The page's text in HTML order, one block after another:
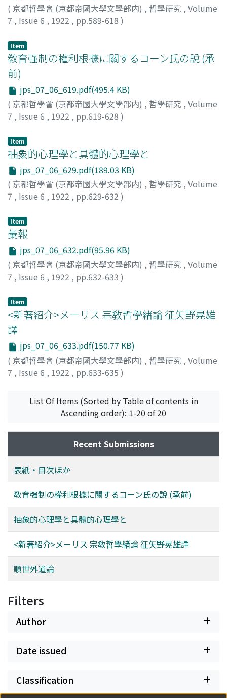
( 京都哲學會 (京都帝國大學文學部内) , 哲學研究 , Volume
7 , Issue 6 , 1922 , pp.589-618 )
Item
敎育强制の權利根據に關するコーン氏の說 (承
前)
jps_07_06_619.pdf(495.4 KB)
( 京都哲學會 (京都帝國大學文學部内) , 哲學研究 , Volume
7 , Issue 6 , 1922 , pp.619-628 )
Item
抽象的心理學と具體的心理學と
jps_07_06_629.pdf(189.03 KB)
( 京都哲學會 (京都帝國大學文學部内) , 哲學研究 , Volume
7 , Issue 6 , 1922 , pp.629-632 )
Item
彙報
jps_07_06_632.pdf(95.96 KB)
( 京都哲學會 (京都帝國大學文學部内) , 哲學研究 , Volume
7 , Issue 6 , 1922 , pp.632-633 )
Item
<新著紹介>メーリス 宗敎哲學緖論 征矢野晃雄
譯
jps_07_06_633.pdf(150.77 KB)
( 京都哲學會 (京都帝國大學文學部内) , 哲學研究 , Volume
7 , Issue 6 , 1922 , pp.633-635 )
List Of Items (Sorted by Table of contents in
Ascending order): 1-20 of 20
Recent Submissions
表紙・目次ほか
敎育强制の權利根據に關するコーン氏の說 (承前)
抽象的心理學と具體的心理學と
<新著紹介>メーリス 宗敎哲學緖論 征矢野晃雄譯
順世外道論
Filters
Author
Date issued
Classification